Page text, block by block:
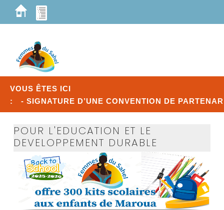
VOUS ÊTES ICI
:
- SIGNATURE D’UNE CONVENTION DE
POUR L'EDUCATION ET LE
DEVELOPPEMENT DURABLE